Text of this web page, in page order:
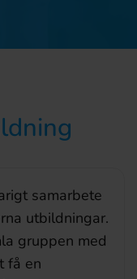
höll
(ISO 9001
och kände